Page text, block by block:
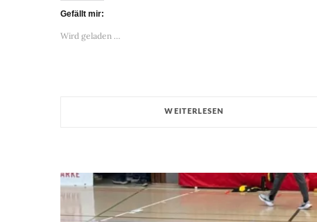
Gefällt mir:
Wird geladen …
WEITERLESEN